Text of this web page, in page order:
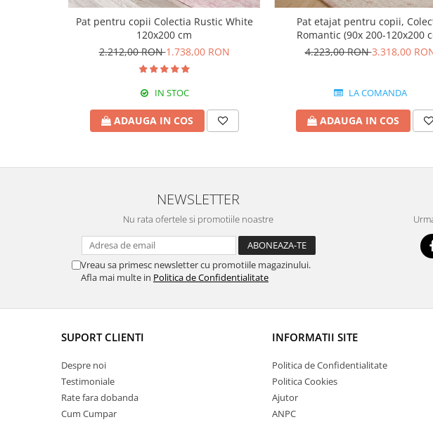
Pat pentru copii Colectia Rustic White
120x200 cm
2.212,00 RON1.738,00 RON
IN STOC
ADAUGA IN COS
Pat etajat pentru copii,
Romantic (90x 200-120x200
4.223,00 RON3.318,00
LA COMANDA
ADAUGA IN COS
NEWSLETTER
Nu rata ofertele si promotiile noastre
Vreau sa primesc newsletter cu promotiile magazinului.
Afla mai multe in Politica de Confidentialitate
SUPORT CLIENTI
Despre noi
Testimoniale
Rate fara dobanda
Cum Cumpar
INFORMATII SITE
Politica de Confidentialitate
Politica Cookies
Ajutor
ANPC